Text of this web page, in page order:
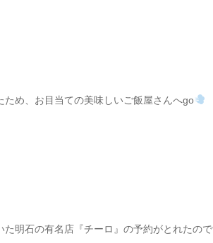
ため、お目当ての美味しいご飯屋さんへgo
た明石の有名店『チーロ』の予約がとれたの